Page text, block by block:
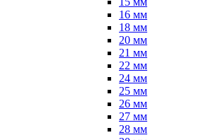
16 мм
18 мм
20 мм
21 мм
22 мм
24 мм
25 мм
26 мм
27 мм
28 мм